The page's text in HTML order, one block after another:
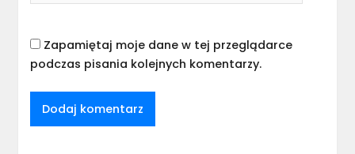
Zapamiętaj moje dane w tej przeglądarce
podczas pisania kolejnych komentarzy.